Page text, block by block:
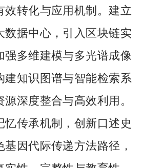
效转化与应用机制。建立
数据中心，引入区块链实
强多维建模与多光谱成像
建知识图谱与智能检索系
深度整合与高效利用。
传承机制，创新口述史
因代际传递方法路径，